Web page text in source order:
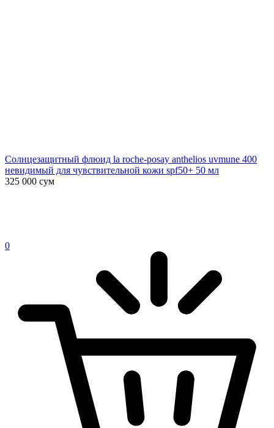
Солнцезащитный флюид la roche-posay anthelios uvmune 400
невидимый для чувствительной кожи spf50+ 50 мл
325 000 сум
0